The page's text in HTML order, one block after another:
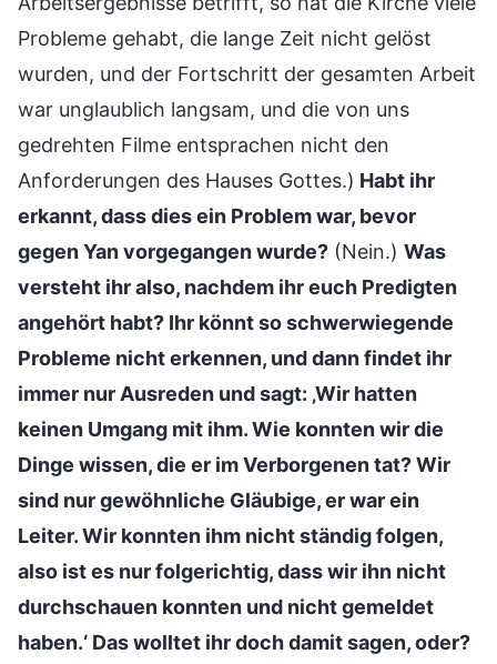
Probleme gehabt, die lange Zeit nicht gelöst
wurden, und der Fortschritt der gesamten Arbeit
war unglaublich langsam, und die von uns
gedrehten Filme entsprachen nicht den
Anforderungen des Hauses Gottes.) Habt ihr
erkannt, dass dies ein Problem war, bevor
gegen Yan vorgegangen wurde? (Nein.) Was
versteht ihr also, nachdem ihr euch Predigten
angehört habt? Ihr könnt so schwerwiegende
Probleme nicht erkennen, und dann findet ihr
immer nur Ausreden und sagt: ‚Wir hatten
keinen Umgang mit ihm. Wie konnten wir die
Dinge wissen, die er im Verborgenen tat? Wir
sind nur gewöhnliche Gläubige, er war ein
Leiter. Wir konnten ihm nicht ständig folgen,
also ist es nur folgerichtig, dass wir ihn nicht
durchschauen konnten und nicht gemeldet
haben.‘ Das wolltet ihr doch damit sagen, oder?